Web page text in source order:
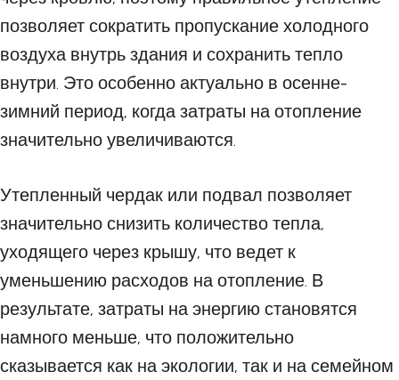
позволяет сократить пропускание холодного
воздуха внутрь здания и сохранить тепло
внутри. Это особенно актуально в осенне-
зимний период, когда затраты на отопление
значительно увеличиваются.
Утепленный чердак или подвал позволяет
значительно снизить количество тепла,
уходящего через крышу, что ведет к
уменьшению расходов на отопление. В
результате, затраты на энергию становятся
намного меньше, что положительно
сказывается как на экологии, так и на семейном